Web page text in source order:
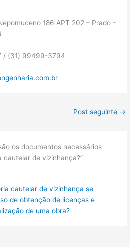
186 APT 202 – Prado –
/ (31) 99499-3794
Post seguinte →
os documentos necessários
cautelar de vizinhança?”
cautelar de vizinhança se
de obtenção de licenças e
de uma obra?